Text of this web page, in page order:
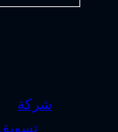
شركة
تسويق